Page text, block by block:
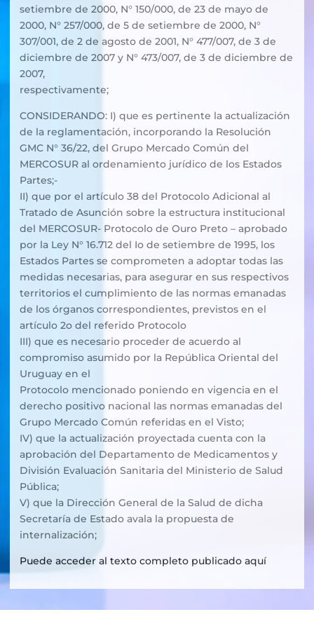
setiembre de 2000, N° 150/000, de 23 de mayo de
2000, N° 257/000, de 5 de setiembre de 2000, N°
307/001, de 2 de agosto de 2001, N° 477/007, de 3 de
diciembre de 2007 y N° 473/007, de 3 de diciembre de
2007,
respectivamente;
CONSIDERANDO: I) que es pertinente la actualización
de la reglamentación, incorporando la Resolución
GMC N° 36/22, del Grupo Mercado Común del
MERCOSUR al ordenamiento jurídico de los Estados
Partes;-
II) que por el artículo 38 del Protocolo Adicional al
Tratado de Asunción sobre la estructura institucional
del MERCOSUR- Protocolo de Ouro Preto – aprobado
por la Ley N° 16.712 del Io de setiembre de 1995, los
Estados Partes se comprometen a adoptar todas las
medidas necesarias, para asegurar en sus respectivos
territorios el cumplimiento de las normas emanadas
de los órganos correspondientes, previstos en el
artículo 2o del referido Protocolo
III) que es necesario proceder de acuerdo al
compromiso asumido por la República Oriental del
Uruguay en el
Protocolo mencionado poniendo en vigencia en el
derecho positivo nacional las normas emanadas del
Grupo Mercado Común referidas en el Visto;
IV) que la actualización proyectada cuenta con la
aprobación del Departamento de Medicamentos y
División Evaluación Sanitaria del Ministerio de Salud
Pública;
V) que la Dirección General de la Salud de dicha
Secretaría de Estado avala la propuesta de
internalización;
Puede acceder al texto completo publicado aquí